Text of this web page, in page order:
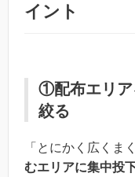
イント
①配布エリア
絞る
「とにかく広くま
むエリアに集中投